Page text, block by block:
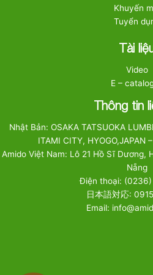
Khuyến
Tuyển
Tài
Video
E –
Thông tin
Nhật Bản: OSAKA TATSUOKA
ITAMI CITY, HYOGO,JAPAN
Amido Việt Nam: Lô 21 Hồ Sĩ Dương,
Nẵng
Điện thoại:
日本語対応:
Email: